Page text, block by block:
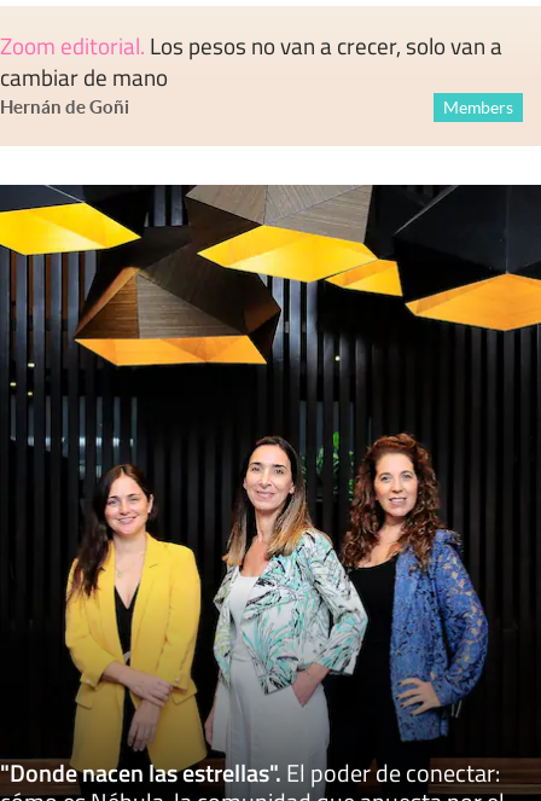
Zoom editorial. Los pesos no van a crecer, solo van a
cambiar de mano
Hernán de Goñi Members
"Donde nacen las estrellas".El poder de conectar: